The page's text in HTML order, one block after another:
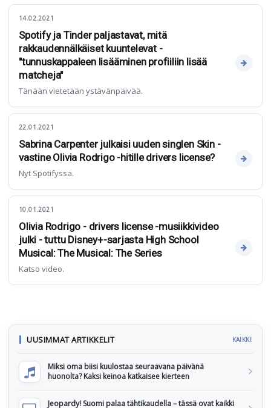
14.02.2021
Spotify ja Tinder paljastavat, mitä
rakkaudennälkäiset kuuntelevat -
"tunnuskappaleen lisääminen profiiliin lisää
matcheja"
Tänään vietetään ystävänpäivää.
22.01.2021
Sabrina Carpenter julkaisi uuden singlen Skin -
vastine Olivia Rodrigo -hitille drivers license?
Nyt Spotifyssa.
10.01.2021
Olivia Rodrigo - drivers license -musiikkivideo
julki - tuttu Disney+-sarjasta High School
Musical: The Musical: The Series
Katso video.
UUSIMMAT ARTIKKELIT KAIKKI
Miksi oma biisi kuulostaa seuraavana päivänä
huonolta? Kaksi keinoa katkaisee kierteen
Jeopardy! Suomi palaa tähtikaudella – tässä ovat kaikki